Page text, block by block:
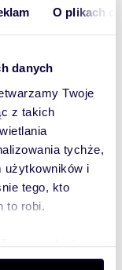
O plikach
danych
Twoje
z takich
tychże,
użytkowników i
tego, kto
to robi.
preferencje w